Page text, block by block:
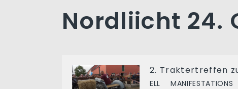
Nordliicht 24.
2. Traktertreffen
ELL MANIFESTATIONS